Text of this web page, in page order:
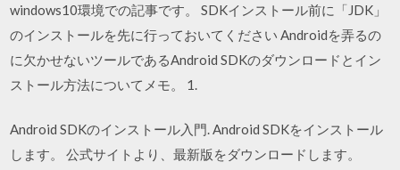
windows10環境での記事です。 SDKインストール前に「JDK」
のインストールを先に行っておいてください Androidを弄るの
に欠かせないツールであるAndroid SDKのダウンロードとイン
ストール方法についてメモ。 1.
Android SDKのインストール入門. Android SDKをインストール
します。 公式サイトより、最新版をダウンロードします。